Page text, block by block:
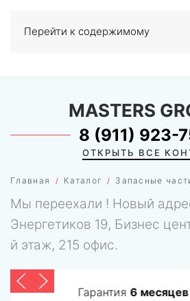
Перейти к содержимому
0
Главная Каталог Запасные
MASTERS
8 (911) 923-
ОТКРЫТЬ ВСЕ
Мы переехали ! Новый
Энергетиков 19, Бизнес
й этаж, 215 офис.
Гарантия 6 месяцев